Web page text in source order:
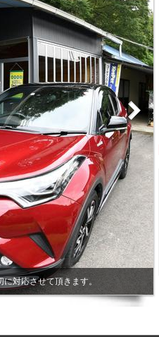
対応させて頂きます。